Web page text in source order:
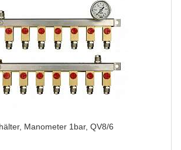
Manometer 1bar, QV8/6